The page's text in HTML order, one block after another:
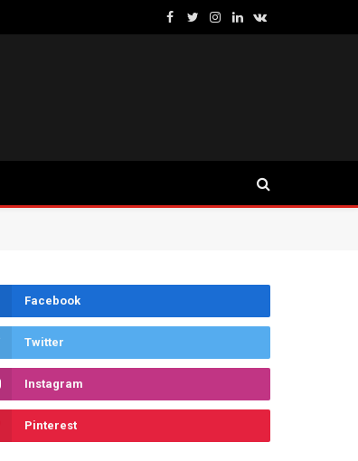
Facebook
TwitterInstagram
LinkedInVKontakte
Facebook
Twitter
Instagram
Pinterest